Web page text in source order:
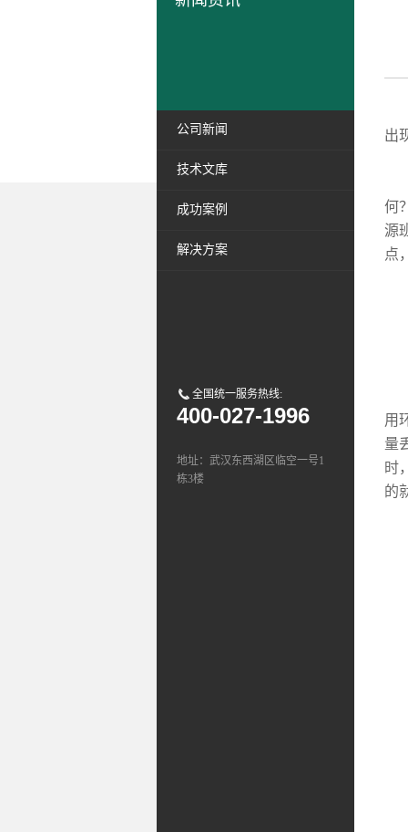
公司新闻
技术文库
成功案例
解决方案
全国统一服务热线:
400-027-1996
地址：武汉东西湖区临空一号1
栋3楼
出
何
源
点
用
量
时
的